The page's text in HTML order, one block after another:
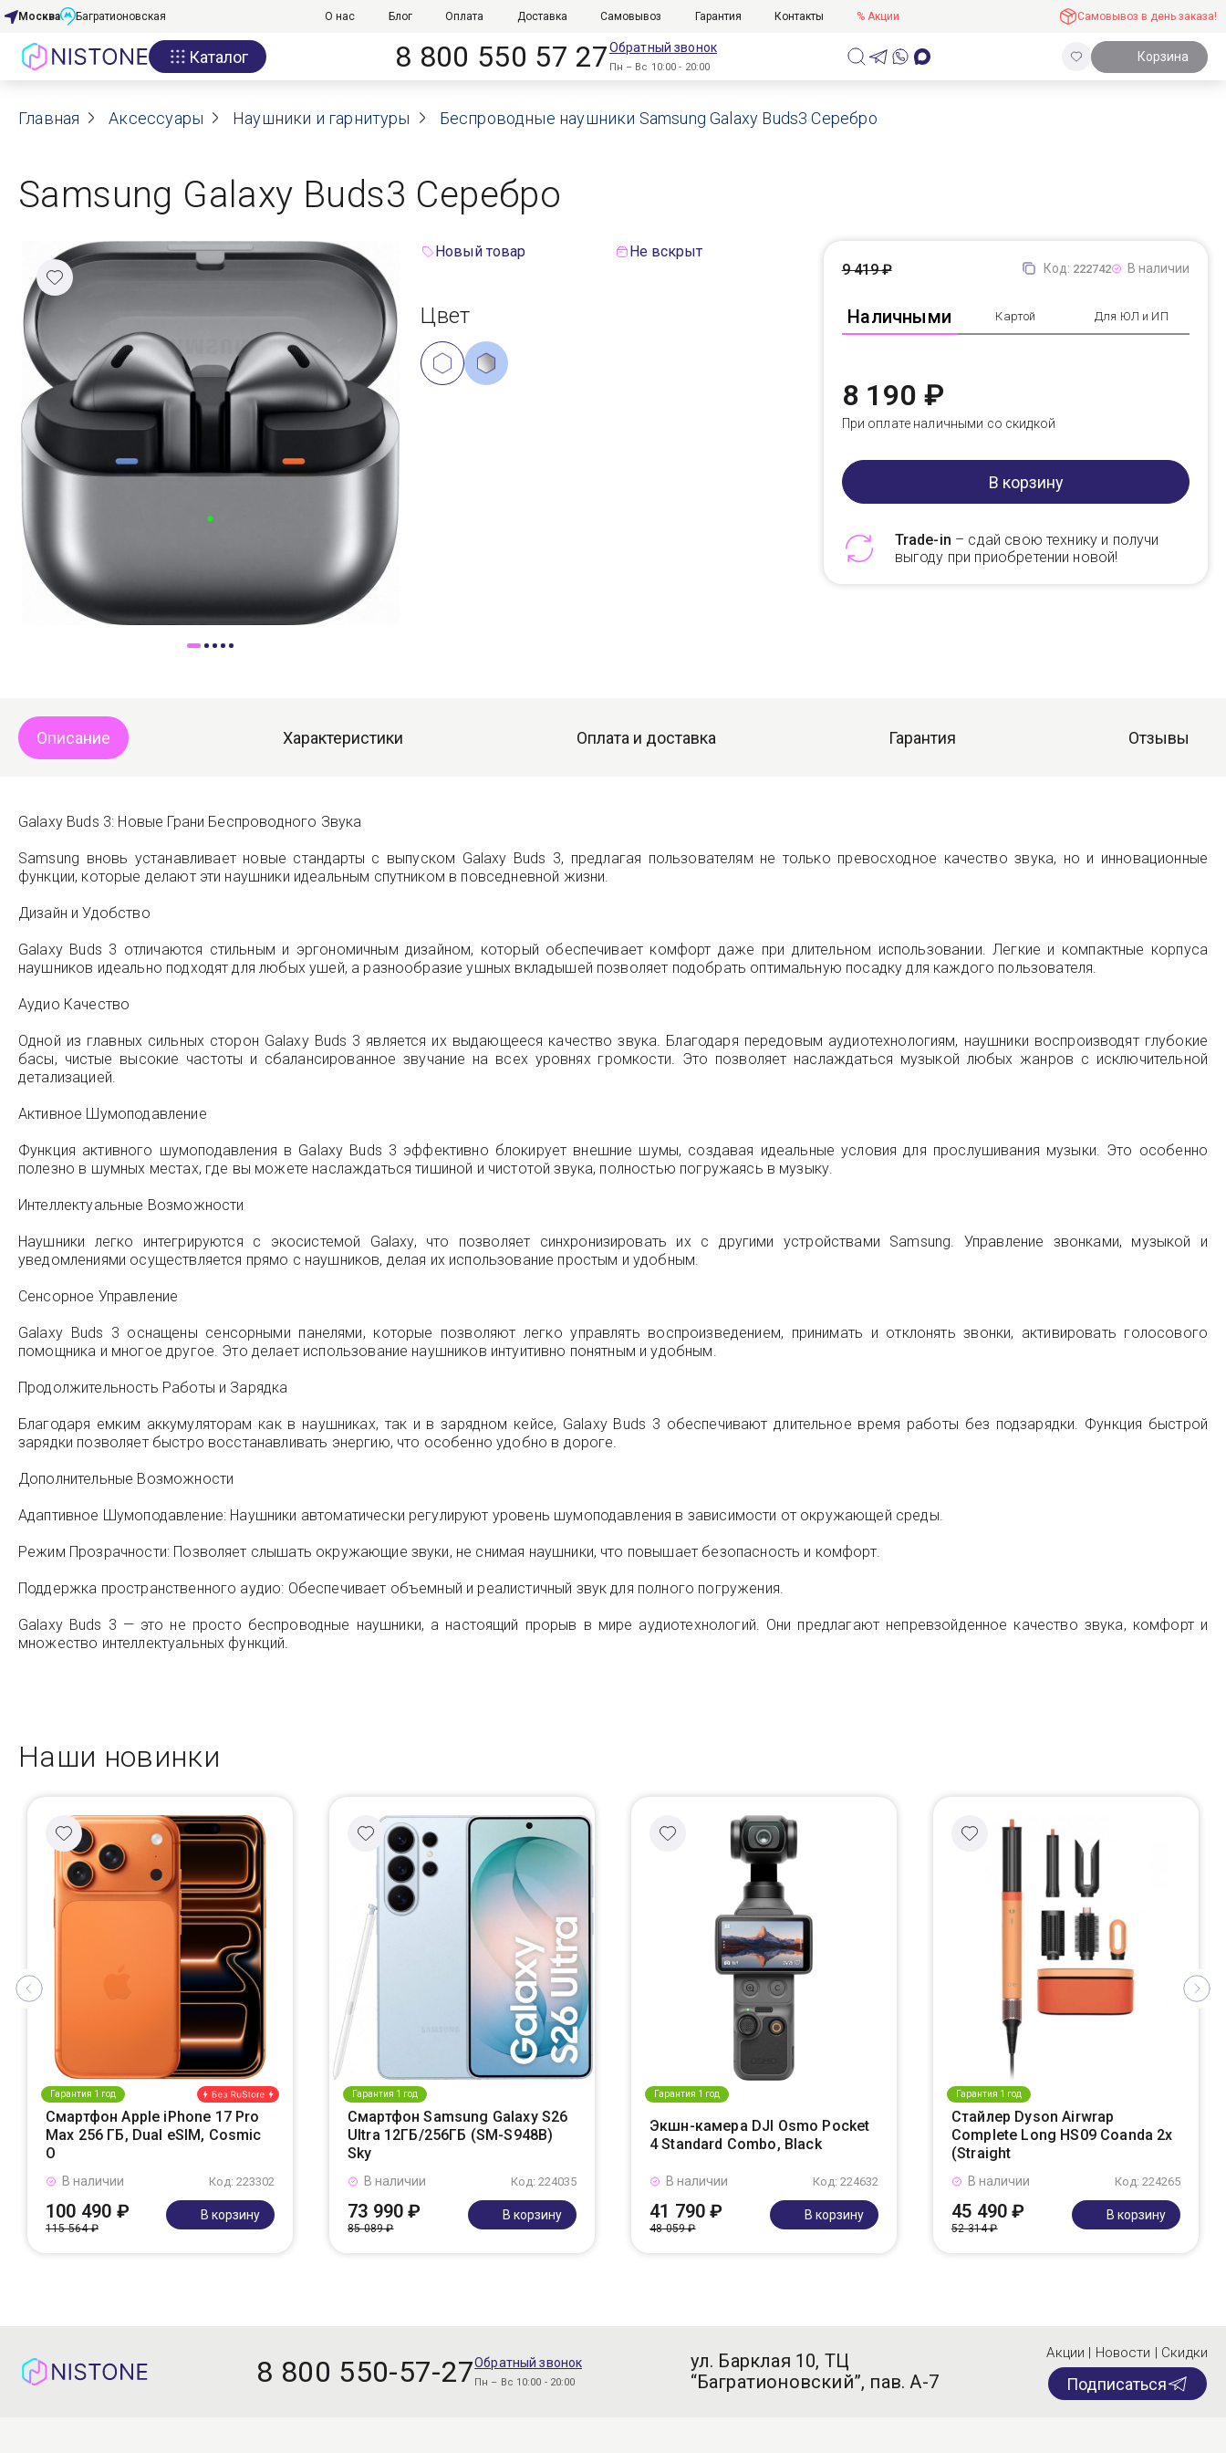
Акции
О нас
Договор оферты
Реквизиты
Гарантия
Оплата
Доставка
Москва Багратионовская О нас Блог Оплата Доставка Самовывоз Гарантия Контакты % Акции Самовывоз в день заказа!
Каталог 8 800 550 57 27Обратный звонок
Пн – Вс 10:00 - 20:00
Корзина
Главная Аксессуары Наушники и гарнитуры Беспроводные наушники Samsung Galaxy Buds3 Серебро
Samsung Galaxy Buds3 Серебро
Новый товар Не вскрыт
Цвет
Код: 222742 В наличии
Наличными Картой Для ЮЛ и ИП
9 419 ₽
8 190 ₽
При оплате наличными со скидкой
В корзину
Trade-in – сдай свою технику и получи
выгоду при приобретении новой!
Описание Характеристики Оплата и доставка Гарантия Отзывы
Galaxy Buds 3: Новые Грани Беспроводного Звука
Samsung вновь устанавливает новые стандарты с выпуском Galaxy Buds 3, предлагая пользователям не только превосходное качество звука, но и инновационные
функции, которые делают эти наушники идеальным спутником в повседневной жизни.
Дизайн и Удобство
Galaxy Buds 3 отличаются стильным и эргономичным дизайном, который обеспечивает комфорт даже при длительном использовании. Легкие и компактные корпуса
наушников идеально подходят для любых ушей, а разнообразие ушных вкладышей позволяет подобрать оптимальную посадку для каждого пользователя.
Аудио Качество
Одной из главных сильных сторон Galaxy Buds 3 является их выдающееся качество звука. Благодаря передовым аудиотехнологиям, наушники воспроизводят глубокие
басы, чистые высокие частоты и сбалансированное звучание на всех уровнях громкости. Это позволяет наслаждаться музыкой любых жанров с исключительной
детализацией.
Активное Шумоподавление
Функция активного шумоподавления в Galaxy Buds 3 эффективно блокирует внешние шумы, создавая идеальные условия для прослушивания музыки. Это особенно
полезно в шумных местах, где вы можете наслаждаться тишиной и чистотой звука, полностью погружаясь в музыку.
Интеллектуальные Возможности
Наушники легко интегрируются с экосистемой Galaxy, что позволяет синхронизировать их с другими устройствами Samsung. Управление звонками, музыкой и
уведомлениями осуществляется прямо с наушников, делая их использование простым и удобным.
Сенсорное Управление
Galaxy Buds 3 оснащены сенсорными панелями, которые позволяют легко управлять воспроизведением, принимать и отклонять звонки, активировать голосового
помощника и многое другое. Это делает использование наушников интуитивно понятным и удобным.
Продолжительность Работы и Зарядка
Благодаря емким аккумуляторам как в наушниках, так и в зарядном кейсе, Galaxy Buds 3 обеспечивают длительное время работы без подзарядки. Функция быстрой
зарядки позволяет быстро восстанавливать энергию, что особенно удобно в дороге.
Дополнительные Возможности
Адаптивное Шумоподавление: Наушники автоматически регулируют уровень шумоподавления в зависимости от окружающей среды.
Режим Прозрачности: Позволяет слышать окружающие звуки, не снимая наушники, что повышает безопасность и комфорт.
Поддержка пространственного аудио: Обеспечивает объемный и реалистичный звук для полного погружения.
Galaxy Buds 3 — это не просто беспроводные наушники, а настоящий прорыв в мире аудиотехнологий. Они предлагают непревзойденное качество звука, комфорт и
множество интеллектуальных функций.
Наши новинки
Гарантия 1 год
Смартфон Apple iPhone 17 Pro
Max 256 ГБ, Dual eSIM, Cosmic
O
Код: 223302
В наличии
100 490 ₽
115 564 ₽
В корзину
Гарантия 1 год
Смартфон Samsung Galaxy S26
Ultra 12ГБ/256ГБ (SM-S948B)
Sky
Код: 224035
В наличии
73 990 ₽
85 089 ₽
В корзину
Гарантия 1 год
Экшн-камера DJI Osmo Pocket
4 Standard Combo, Black
Код: 224632
В наличии
41 790 ₽
48 059 ₽
В корзину
Гарантия 1 год
Стайлер Dyson Airwrap
Complete Long HS09 Coanda 2x
(Straight
Код: 224265
В наличии
45 490 ₽
52 314 ₽
В корзину
8 800 550-57-27Обратный звонок
Пн – Вс 10:00 - 20:00
ул. Барклая 10, ТЦ
“Багратионовский”, пав. А-7
Акции | Новости | Скидки
Подписаться